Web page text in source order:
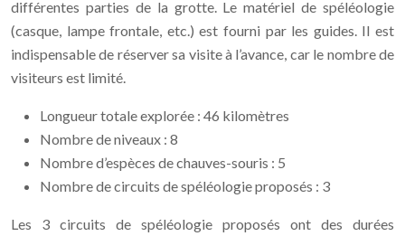
différentes parties de la grotte. Le matériel de spéléologie
(casque, lampe frontale, etc.) est fourni par les guides. Il est
indispensable de réserver sa visite à l’avance, car le nombre de
visiteurs est limité.
Longueur totale explorée : 46 kilomètres
Nombre de niveaux : 8
Nombre d’espèces de chauves-souris : 5
Nombre de circuits de spéléologie proposés : 3
Les 3 circuits de spéléologie proposés ont des durées